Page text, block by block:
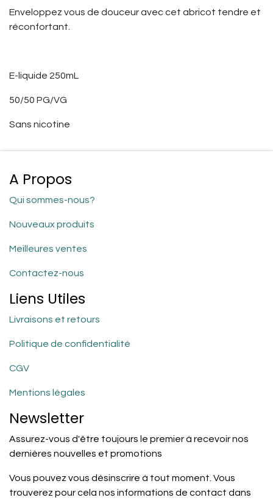
Enveloppez vous de douceur avec cet abricot tendre et
réconfortant.
E-liquide 250mL
50/50 PG/VG
Sans nicotine
A Propos
Qui sommes-nous?
Nouveaux produits
Meilleures ventes
Contactez-nous
Liens Utiles
Livraisons et retours
Politique de confidentialité
CGV
Mentions légales
Newsletter
Assurez-vous d'être toujours le premier à recevoir nos
dernières nouvelles et promotions
Vous pouvez vous désinscrire à tout moment. Vous
trouverez pour cela nos informations de contact dans